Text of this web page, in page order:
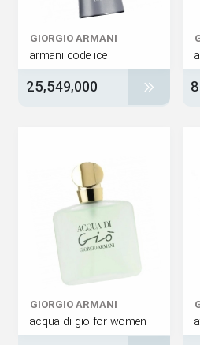
GIORGIO ARMANI
armani code ice
25,549,000
GIORGIO ARMANI
acqua di gio for women